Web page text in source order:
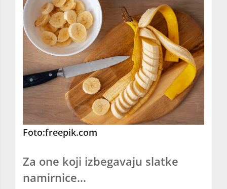
Foto:freepik.com
Za one koji izbegavaju slatke
namirnice...